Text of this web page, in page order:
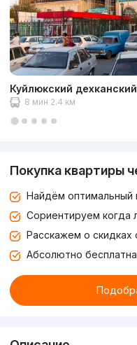
Куйлюкский
8 мин 2.4 км
Покупка квартиры
Найдём оптимальный
Сориентируем когда
Расскажем о скидках
Абсолютно